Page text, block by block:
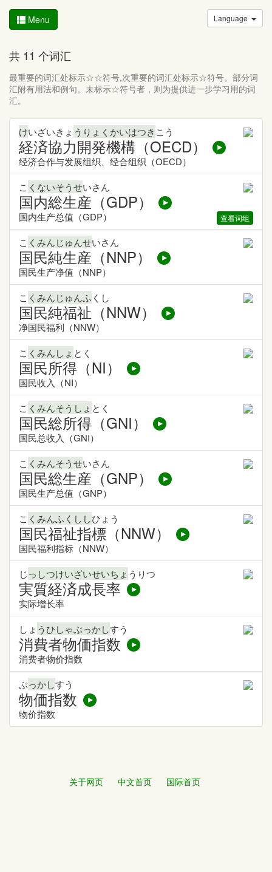
Menu Language
共 11 个词汇
最重要的词汇处标示☆☆符号,次重要的词汇处标示☆符号。部分词
汇附有用法和例句。未标示☆符号者，则为提供进一步学习用的词
汇。
けいざいきょ うりょくかいはつき こう
経済協力開発機構（OECD）
经济合作与发展组织、经合组织（OECD）
こ くないそうせいさん
国内総生産（GDP）
查看词组
国内生产总值（GDP）
こ くみんじゅんせいさん
国民純生産（NNP）
国民生产净值（NNP）
こ くみんじゅんふ くし
国民純福祉（NNW）
净国民福利（NNW）
こ くみんしょ とく
国民所得（NI）
国民收入（NI）
こ くみんそうしょ とく
国民総所得（GNI）
国民总收入（GNI）
こ くみんそうせいさん
国民総生産（GNP）
国民生产总值（GNP）
こ くみんふくししひょう
国民福祉指標（NNW）
国民福利指标（NNW）
じっしつけいざいせいちょ うりつ
実質経済成長率
实际增长率
しょ うひしゃぶっかしすう
消費者物価指数
消费者物价指数
ぶっかしすう
物価指数
物价指数
关于网页 中文首页 国际首页